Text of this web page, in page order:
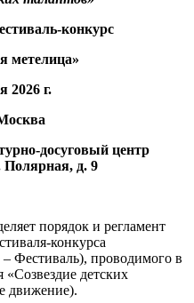
конкурс
метелица»
2026 г.
досуговый центр
д. 9
порядок и регламент
конкурса
Фестиваль), проводимого в
детских
движение).